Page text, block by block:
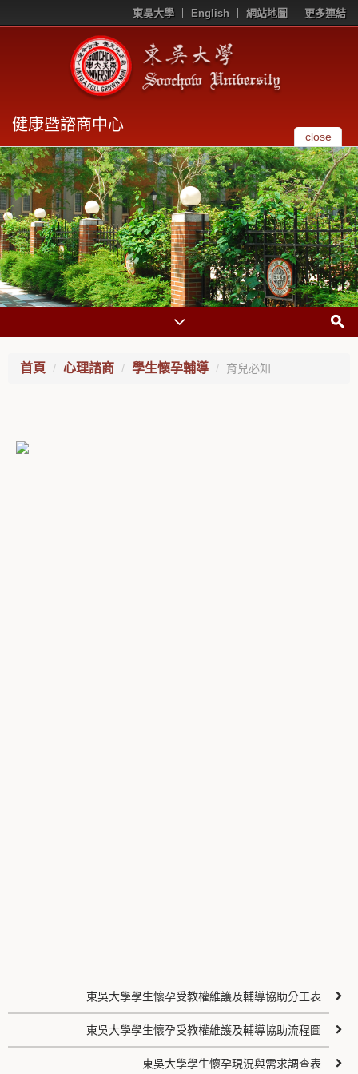
東吳大學 English 網站地圖 更多連結
健康暨諮商中心
close
首頁 心理諮商 學生懷孕輔導 育兒必知
東吳大學學生懷孕受教權維護及輔導協助分工表
東吳大學學生懷孕受教權維護及輔導協助流程圖
東吳大學學生懷孕現況與需求調查表